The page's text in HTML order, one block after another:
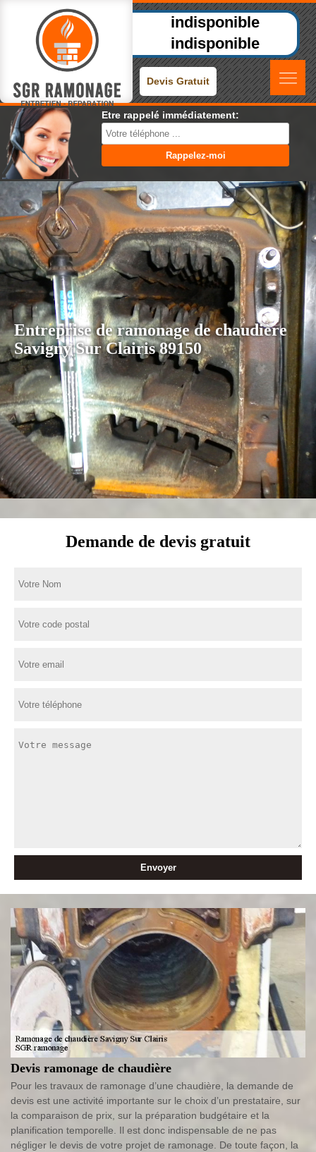
indisponible
indisponible
Devis Gratuit
Etre rappelé immédiatement:
Entreprise de ramonage de chaudière
Savigny Sur Clairis 89150
Demande de devis gratuit
Devis ramonage de chaudière
Pour les travaux de ramonage d’une chaudière, la demande de
devis est une activité importante sur le choix d’un prestataire, sur
la comparaison de prix, sur la préparation budgétaire et la
planification temporelle. Il est donc indispensable de ne pas
négliger le devis de votre projet de ramonage. De toute façon, la